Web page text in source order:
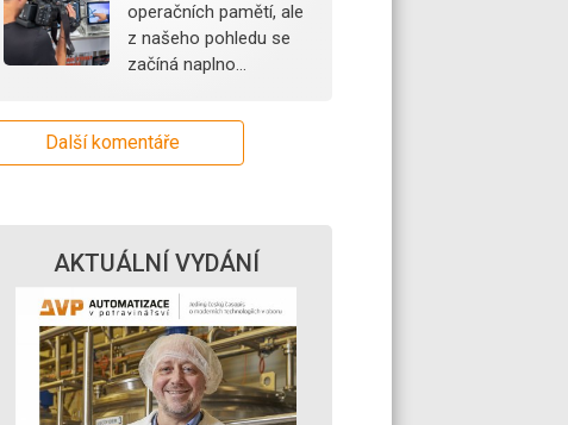
operačních pamětí, ale
z našeho pohledu se
začíná naplno…
Další komentáře
AKTUÁLNÍ VYDÁNÍ